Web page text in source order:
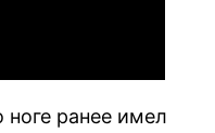
ноге ранее имел